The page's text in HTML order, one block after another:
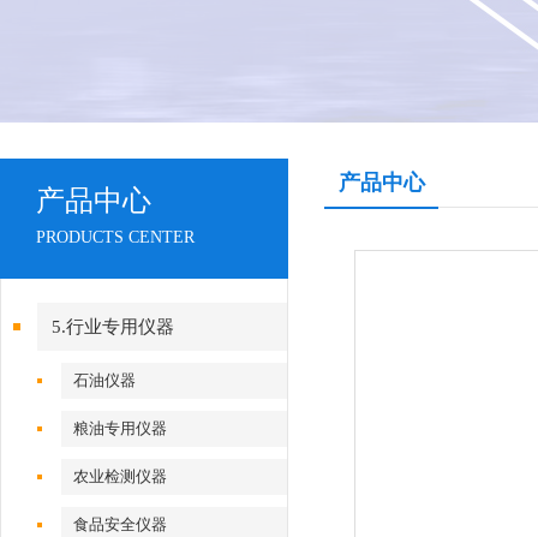
产品中心
PRODUCTS CENTER
5.行业专用仪器
石油仪器
粮油专用仪器
农业检测仪器
食品安全仪器
产品中心